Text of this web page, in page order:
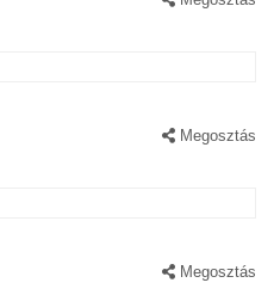
Megosztás
Megosztás